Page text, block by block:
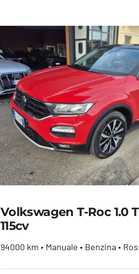
Volkswagen T-Roc 1.0
115cv
94000 km • Manuale • Benzina •